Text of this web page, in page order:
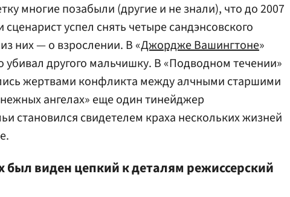
многие позабыли (другие и не знали), что до 2007
сценарист успел снять четыре сандэнсовского
них — о взрослении. В «Джордже Вашингтоне»
убивал другого мальчишку. В «Подводном течении»
жертвами конфликта между алчными старшими
ангелах» еще один тинейджер
становился свидетелем краха нескольких жизней
был виден цепкий к деталям режиссерский